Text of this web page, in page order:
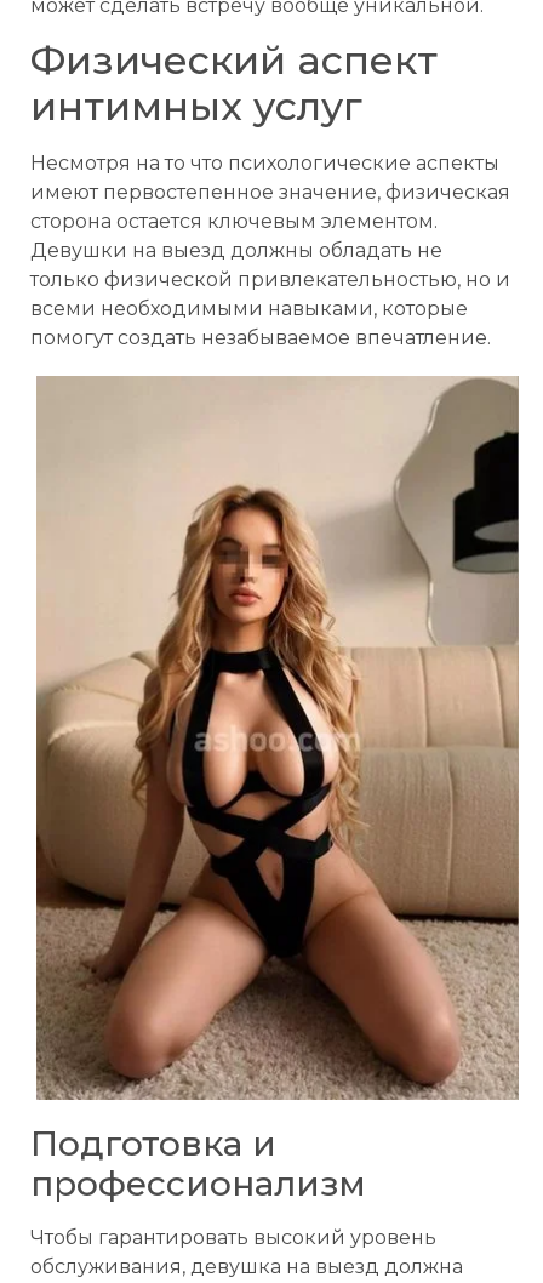
может сделать встречу вообще уникальной.
Физический аспект
интимных услуг
Несмотря на то что психологические аспекты
имеют первостепенное значение, физическая
сторона остается ключевым элементом.
Девушки на выезд должны обладать не
только физической привлекательностью, но и
всеми необходимыми навыками, которые
помогут создать незабываемое впечатление.
Подготовка и
профессионализм
Чтобы гарантировать высокий уровень
обслуживания, девушка на выезд должна